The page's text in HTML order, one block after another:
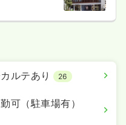
ルテあり 26
可（駐車場有）